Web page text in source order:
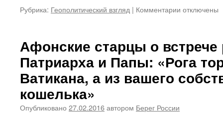
Рубрика: Геополитический взгляд | Комментарии к
проект
«Берег
России»:
отключены
Афонские старцы о встрече
Патриарха и Папы: «Рога
Ватикана, а из вашего
кошелька»
Опубликовано 27.02.2016автором Берег России